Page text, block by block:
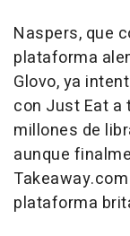
Naspers, que
plataforma
Glovo, ya
con Just Eat a
millones de
aunque
plataforma